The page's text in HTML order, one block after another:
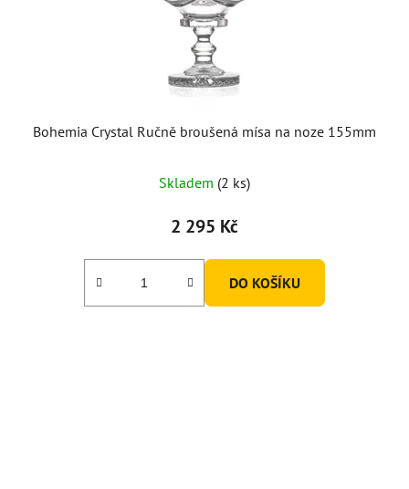
Bohemia Crystal Ručně broušená mísa na noze 155mm
Skladem (2 ks)
2 295 Kč
DO KOŠÍKU